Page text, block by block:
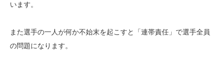
います。
また選手の一人が何か不始末を起こすと「連帯責任」で選手全員
の問題になります。